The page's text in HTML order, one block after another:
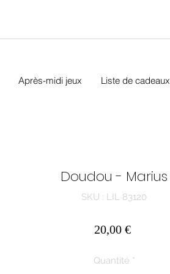
Après-midi jeux Liste de cadeaux
Doudou - Marius
SKU : LIL 83120
20,00 €Prix
Quantité *